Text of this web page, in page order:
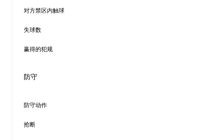
对方禁区内触球
失球数
赢得的犯规
防守
防守动作
抢断